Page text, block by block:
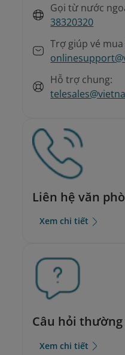
Gọi từ nước
38320320
Trợ giúp vé
Hỗ trợ chung:
Liên hệ văn
Xem chi tiết
Câu hỏi thường
Xem chi tiết